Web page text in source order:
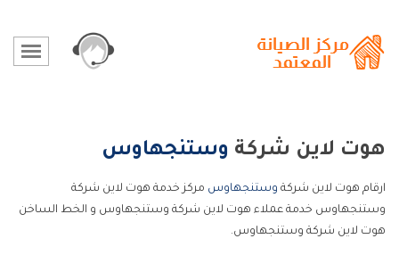
هوت لاين شركة وستنجهاوس
ارقام هوت لاين شركة وستنجهاوس مركز خدمة هوت لاين شركة
وستنجهاوس خدمة عملاء هوت لاين شركة وستنجهاوس و الخط الساخن
هوت لاين شركة وستنجهاوس.